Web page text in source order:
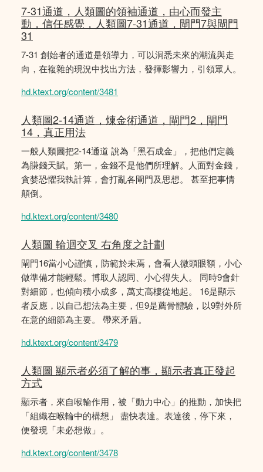
7-31通道，人類圖的領袖通道，由心而發主
動，信任感覺，人類圖7-31通道，閘門7與閘門
31
7-31 創始者的通道是領導力，可以洞悉未來的潮流與走
向，在複雜的現況中找出方法，發揮影響力，引領眾人。
hd.ktext.org/content/3481
人類圖2-14通道，煉金術通道，閘門2，閘門
14，真正用法
一般人類圖把2-14通道 說為「黑石成金」，把他們定義
為賺錢天賦。第一，金錢不是他們所理解。人面對金錢，
貪婪恐懼我執計算，會打亂各閘門及思想。 甚至把事情
顛倒。
hd.ktext.org/content/3480
人類圖 輪迴交叉 右角度之計劃
閘門16當小心謹慎，防範於未焉，會看人微頭眼額，小心
做準備才能輕鬆。博取人認同、小心得失人。 同時9會針
對細節，也傾向積小成多，萬丈高樓從地起。 16是顯示
者反應，以自己想法為主要，但9是薦骨體驗，以9對外所
在意的細節為主要。 帶來矛盾。
hd.ktext.org/content/3479
人類圖 顯示者必須了解的事，顯示者真正發起
方式
顯示者，來自喉輪作用，被「動力中心」的推動，加快把
「組織在喉輪中的構想」 盡快表達。表達後，停下來，
便發現「未必想做」。
hd.ktext.org/content/3478